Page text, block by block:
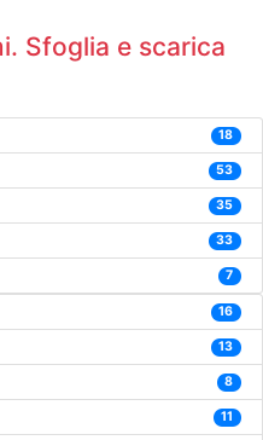
Sfoglia e scarica
18
53
35
33
7
16
13
8
11